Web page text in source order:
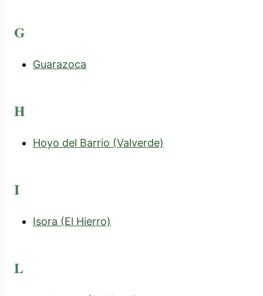
G
Guarazoca
H
Hoyo del Barrio (Valverde)
I
Isora (El Hierro)
L